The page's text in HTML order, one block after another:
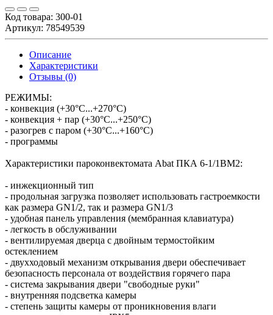
Код товара: 300-01
Артикул: 78549539
Описание
Характеристики
Отзывы (0)
РЕЖИМЫ:
- конвекция (+30°С...+270°С)
- конвекция + пар (+30°С...+250°С)
- разогрев с паром (+30°С...+160°С)
- программы
Характеристики пароконвектомата Abat ПКА 6-1/1ВМ2:
- инжекционный тип
- продольная загрузка позволяет использовать гастроемкости
как размера GN1/2, так и размера GN1/3
- удобная панель управления (мембранная клавиатура)
- легкость в обслуживании
- вентилируемая дверца с двойным термостойким
остеклением
- двухходовый механизм открывания двери обеспечивает
безопасность персонала от воздействия горячего пара
- система закрывания двери "свободные руки"
- внутренняя подсветка камеры
- степень защиты камеры от проникновения влаги